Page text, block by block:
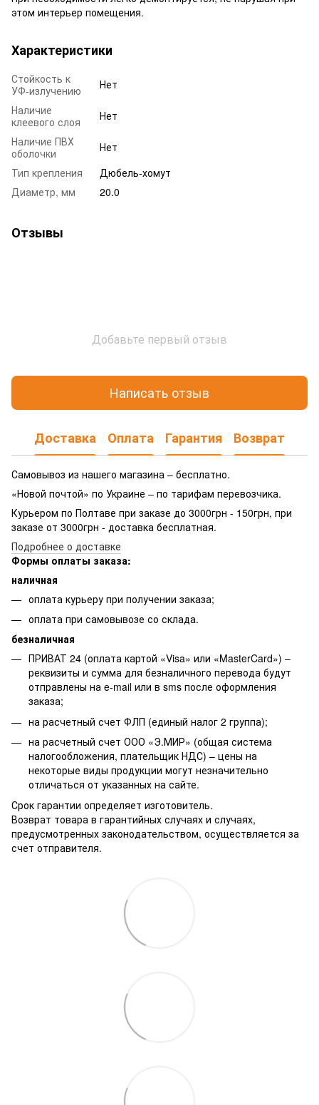
этом интерьер помещения.
Характеристики
Стойкость к
УФ-излучению
Нет
Наличие
клеевого слоя
Нет
Наличие ПВХ
оболочки
Нет
Тип крепления
Дюбель-хомут
Диаметр, мм
20.0
Отзывы
Добавьте первый отзыв
Написать отзыв
Доставка Оплата Гарантия Возврат
Самовывоз из нашего магазина – бесплатно.
«Новой почтой» по Украине – по тарифам перевозчика.
Курьером по Полтаве при заказе до 3000грн - 150грн, при
заказе от 3000грн - доставка бесплатная.
Подробнее о доставке
Формы оплаты заказа:
наличная
оплата курьеру при получении заказа;
оплата при самовывозе со склада.
безналичная
ПРИВАТ 24 (оплата картой «Visa» или «MasterCard») –
реквизиты и сумма для безналичного перевода будут
отправлены на e-mail или в sms после оформления
заказа;
на расчетный счет ФЛП (единый налог 2 группа);
на расчетный счет ООО «Э.МИР» (общая система
налогообложения, плательщик НДС) – цены на
некоторые виды продукции могут незначительно
отличаться от указанных на сайте.
Срок гарантии определяет изготовитель.
Возврат товара в гарантийных случаях и случаях,
предусмотренных законодательством, осуществляется за
счет отправителя.